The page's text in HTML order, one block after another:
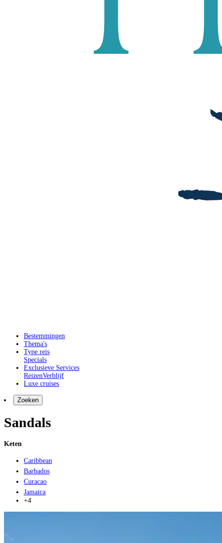
Bestemmingen
Thema's
Type reis
Specials
Exclusieve Services
ReizenVerblijf
Luxe cruises
Zoeken
Sandals
Keten
Caribbean
Barbados
Curacao
Jamaica
+4